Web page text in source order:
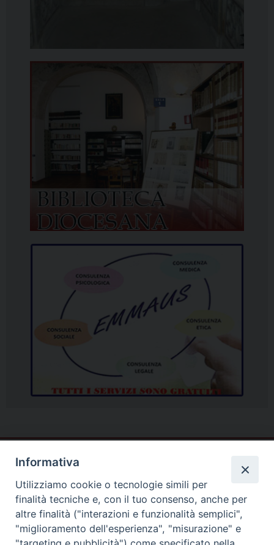
Informativa
Utilizziamo cookie o tecnologie simili per
finalità tecniche e, con il tuo consenso, anche per
altre finalità ("interazioni e funzionalità semplici",
"miglioramento dell'esperienza", "misurazione" e